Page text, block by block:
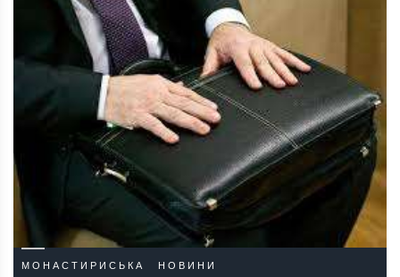
МОНАСТИРИСЬКА НОВИНИ